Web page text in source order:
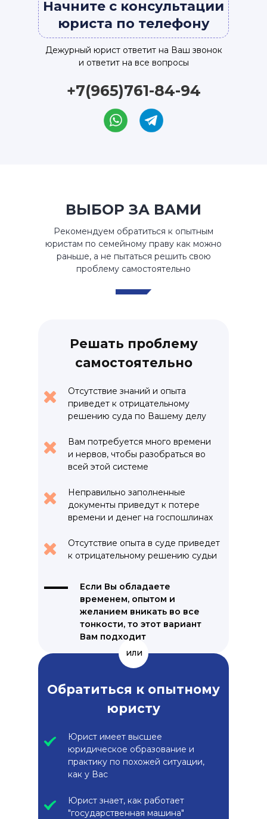
Начните с консультации
юриста по телефону
Дежурный юрист ответит на Ваш звонок
и ответит на все вопросы
+7(965)761-84-94
ВЫБОР ЗА ВАМИ
Рекомендуем обратиться к опытным
юристам по семейному праву как можно
раньше, а не пытаться решить свою
проблему самостоятельно
или
Обратиться к опытному
юристу
Решать проблему
самостоятельно
Юрист имеет высшее
юридическое образование и
практику по похожей ситуации,
как у Вас
Юрист знает, как работает
"государственная машина"
Отсутствие знаний и опыта
приведет к отрицательному
решению суда по Вашему делу
Вам потребуется много времени
и нервов, чтобы разобраться во
всей этой системе
Неправильно заполненные
документы приведут к потере
времени и денег на госпошлинах
Отсутствие опыта в суде приведет
к отрицательному решению судьи
Если Вы обладаете
временем, опытом и
желанием вникать во все
тонкости, то этот вариант
Вам подходит